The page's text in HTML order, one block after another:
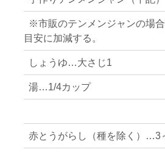
※市販のテンメンジャンの場
目安に加減する。
しょうゆ…大さじ1
湯…1/4カップ
赤とうがらし（種を除く）…3